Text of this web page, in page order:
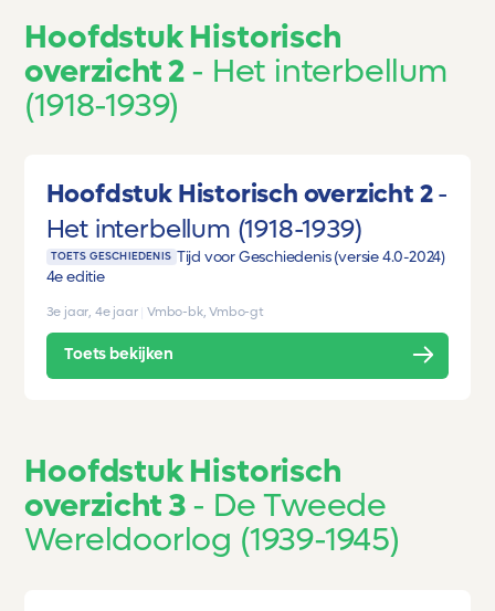
Hoofdstuk Historisch
overzicht 2
Het interbellum
(1918-1939)
Hoofdstuk Historisch overzicht 2
Het interbellum (1918-1939)
TOETS GESCHIEDENIS Tijd voor Geschiedenis (versie 4.0-2024)
4e editie
3e jaar, 4e jaar Vmbo-bk, Vmbo-gt
Toets bekijken
Hoofdstuk Historisch
overzicht 3
De Tweede
Wereldoorlog (1939-1945)